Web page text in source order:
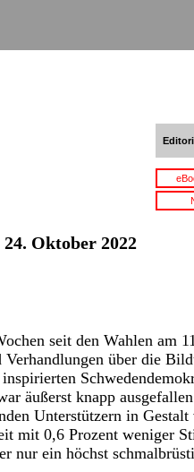
Oktober 2022
seit den Wahlen am
Verhandlungen über die
äußerst knapp
Unterstützern in
mit 0,6 Prozent weniger
nur ein höchst